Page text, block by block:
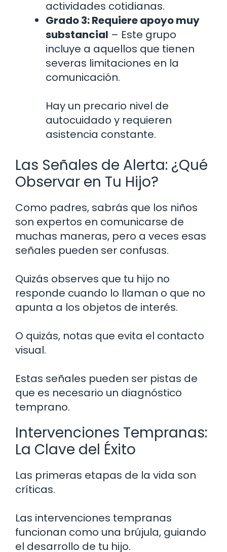
actividades cotidianas.
Grado 3: Requiere apoyo muy
substancial – Este grupo
incluye a aquellos que tienen
severas limitaciones en la
comunicación.
Hay un precario nivel de
autocuidado y requieren
asistencia constante.
Las Señales de Alerta: ¿Qué
Observar en Tu Hijo?
Como padres, sabrás que los niños
son expertos en comunicarse de
muchas maneras, pero a veces esas
señales pueden ser confusas.
Quizás observes que tu hijo no
responde cuando lo llaman o que no
apunta a los objetos de interés.
O quizás, notas que evita el contacto
visual.
Estas señales pueden ser pistas de
que es necesario un diagnóstico
temprano.
Intervenciones Tempranas:
La Clave del Éxito
Las primeras etapas de la vida son
críticas.
Las intervenciones tempranas
funcionan como una brújula, guiando
el desarrollo de tu hijo.